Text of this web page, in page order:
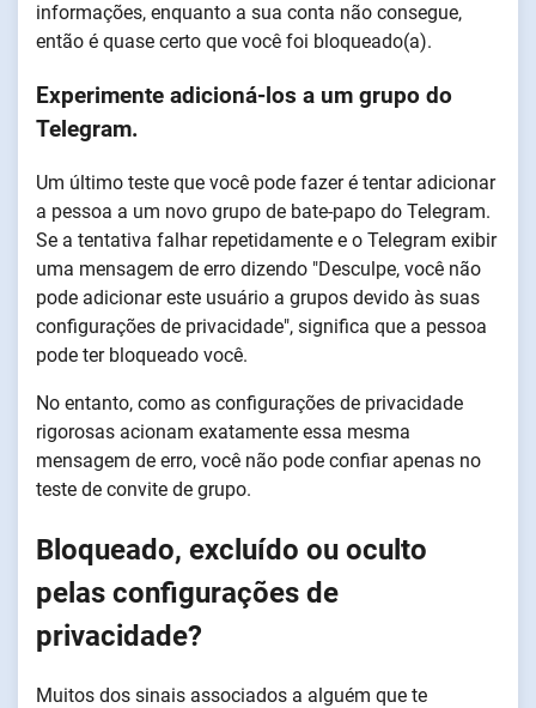
informações, enquanto a sua conta não consegue,
então é quase certo que você foi bloqueado(a).
Experimente adicioná-los a um grupo do
Telegram.
Um último teste que você pode fazer é tentar adicionar
a pessoa a um novo grupo de bate-papo do Telegram.
Se a tentativa falhar repetidamente e o Telegram exibir
uma mensagem de erro dizendo "Desculpe, você não
pode adicionar este usuário a grupos devido às suas
configurações de privacidade", significa que a pessoa
pode ter bloqueado você.
No entanto, como as configurações de privacidade
rigorosas acionam exatamente essa mesma
mensagem de erro, você não pode confiar apenas no
teste de convite de grupo.
Bloqueado, excluído ou oculto
pelas configurações de
privacidade?
Muitos dos sinais associados a alguém que te